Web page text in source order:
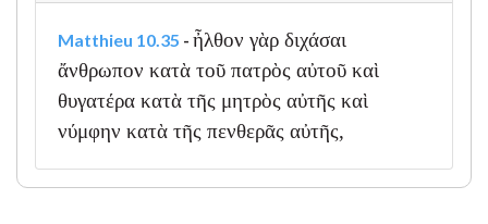
Matthieu 10.35 - ἦλθον γὰρ διχάσαι
ἄνθρωπον κατὰ τοῦ πατρὸς αὐτοῦ καὶ
θυγατέρα κατὰ τῆς μητρὸς αὐτῆς καὶ
νύμφην κατὰ τῆς πενθερᾶς αὐτῆς,